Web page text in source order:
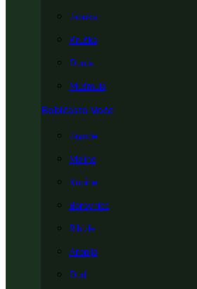
Jabuka
Kruška
Dunja
Mušmula
Bobičasto Voće
Jagode
Maline
Kupine
Borovnice
Ribizle
Aronija
Dud